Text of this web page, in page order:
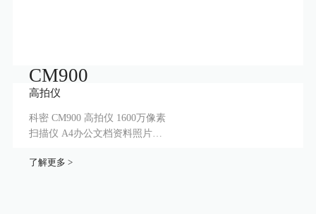
CM900
高拍仪
科密 CM900 高拍仪 1600万像素
扫描仪 A4办公文档资料照片优
了解更多 >